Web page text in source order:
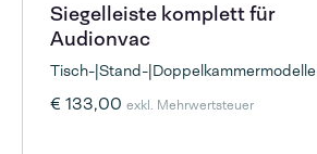
Siegelleiste komplett für
Audionvac
Tisch-|Stand-|Doppelkammermodelle
€ 133,00exkl. Mehrwertsteuer